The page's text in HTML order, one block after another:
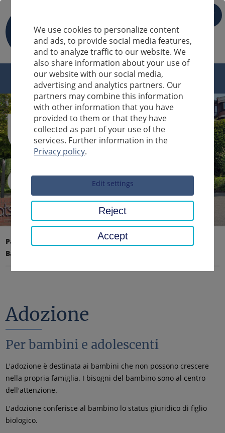
Sucheingabe
Pagina iniziale
Affari sociali, giovani, famiglia
Bambini e adolescenti
Adozione
Per bambini e adolescenti
L'adozione è destinata ai bambini che non possono crescere
nella propria famiglia. I bisogni del bambino sono al centro
dell'attenzione.
L'adozione conferisce al bambino lo status giuridico di figlio
biologico.
We use cookies to personalize content
and ads, to provide social media features,
and to analyze traffic to our website. We
also share information about your use of
our website with our social media,
advertising and analytics partners. Our
partners may combine this information
with other information that you have
provided to them or that they have
collected as part of your use of the
services. Further information in the
Privacy policy.
Edit settings
Reject
Accept